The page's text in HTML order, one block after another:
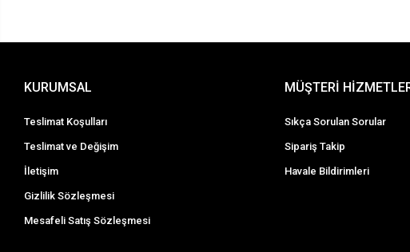
KURUMSAL
Teslimat Koşulları
Teslimat ve Değişim
İletişim
Gizlilik Sözleşmesi
Mesafeli Satış Sözleşmesi
MÜŞTERİ
Sıkça Sorulan Sorular
Sipariş Takip
Havale Bildirimleri